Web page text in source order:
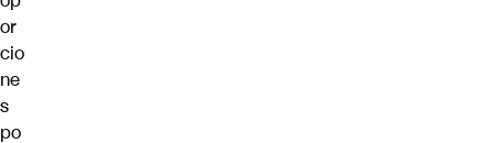
or
cio
ne
s
po